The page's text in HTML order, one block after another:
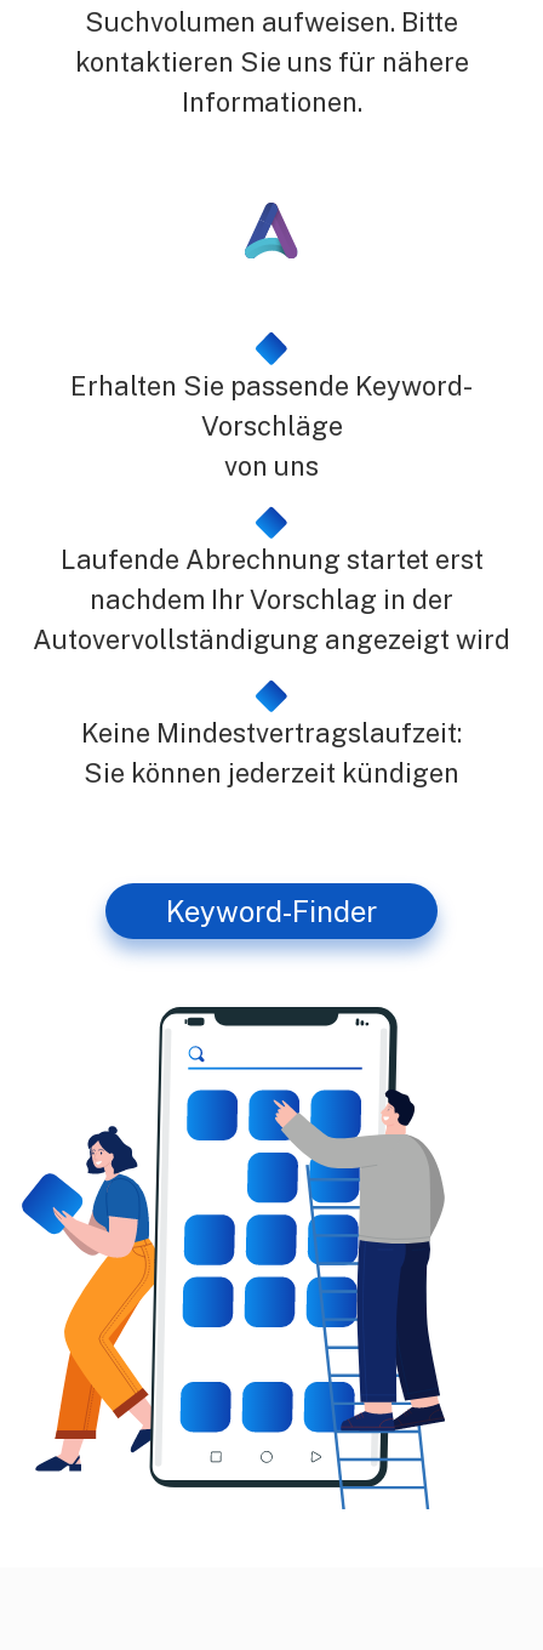
Suchvolumen aufweisen. Bitte
kontaktieren Sie uns für nähere
Informationen.
Erhalten Sie passende Keyword-
Vorschläge
von uns
Laufende Abrechnung startet erst
nachdem Ihr Vorschlag in der
Autovervollständigung angezeigt wird
Keine Mindestvertragslaufzeit:
Sie können jederzeit kündigen
Keyword-Finder